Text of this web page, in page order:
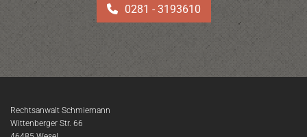
0281 - 3193610
Rechtsanwalt Schmiemann
Wittenberger Str. 66